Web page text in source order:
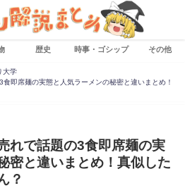
歴史 時事・ゴシップ その他
大学
食即席麺の実態と人気ラーメンの秘密と違いまとめ！
れで話題の3食即席麺の実
密と違いまとめ！真似した
？